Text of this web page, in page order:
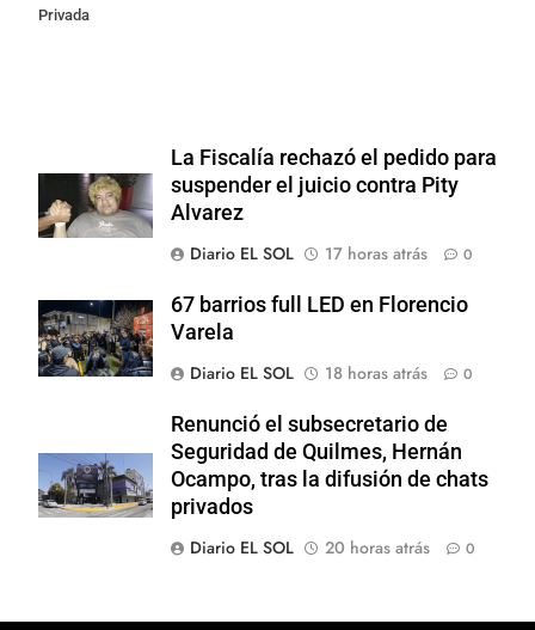
Privada
La Fiscalía rechazó el pedido para
suspender el juicio contra Pity
Alvarez
Diario EL SOL
17 horas atrás 0
67 barrios full LED en Florencio
Varela
Diario EL SOL
18 horas atrás 0
Renunció el subsecretario de
Seguridad de Quilmes, Hernán
Ocampo, tras la difusión de chats
privados
Diario EL SOL
20 horas atrás 0